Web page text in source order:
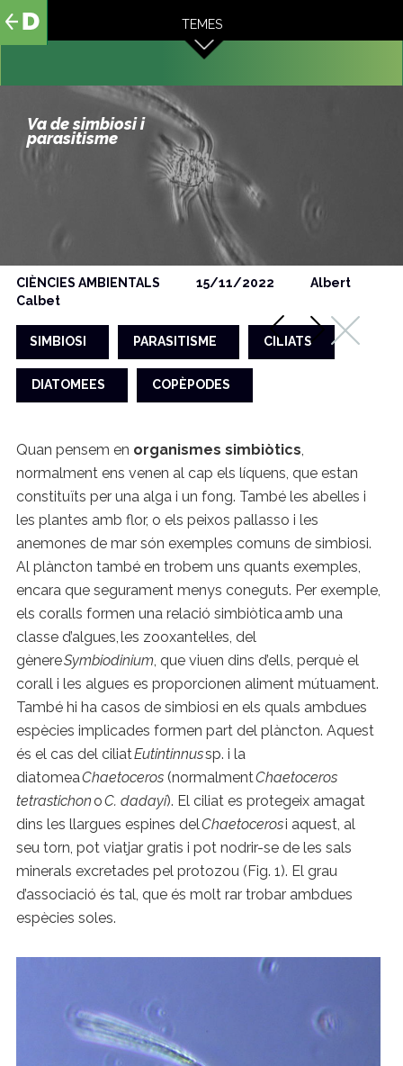
contingut
TEMES
Va de simbiosi i
parasitisme
CIÈNCIES AMBIENTALS 15/11/2022
Albert
Calbet
SIMBIOSI PARASITISME CILIATS
DIATOMEES COPÈPODES
Quan pensem en organismes simbiòtics,
normalment ens venen al cap els líquens, que estan
constituïts per una alga i un fong. També les abelles i
les plantes amb flor, o els peixos pallasso i les
anemones de mar són exemples comuns de simbiosi.
Al plàncton també en trobem uns quants exemples,
encara que segurament menys coneguts. Per exemple,
els coralls formen una relació simbiòtica amb una
classe d’algues, les zooxantel·les, del
gènereSymbiodinium, que viuen dins d’ells, perquè el
corall i les algues es proporcionen aliment mútuament.
També hi ha casos de simbiosi en els quals ambdues
espècies implicades formen part del plàncton. Aquest
és el cas del ciliatEutintinnussp. i la
diatomeaChaetoceros(normalmentChaetoceros
tetrastichonoC. dadayi). El ciliat es protegeix amagat
dins les llargues espines delChaetocerosi aquest, al
seu torn, pot viatjar gratis i pot nodrir-se de les sals
minerals excretades pel protozou (Fig. 1). El grau
d’associació és tal, que és molt rar trobar ambdues
espècies soles.